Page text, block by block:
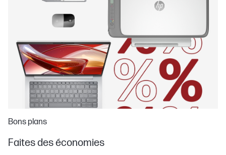
Bons plans
Faites des économies